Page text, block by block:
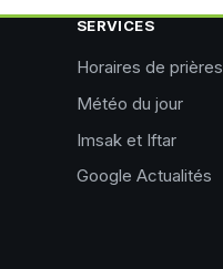
SERVICES
Horaires de prières
Météo du jour
Imsak et Iftar
Google Actualités